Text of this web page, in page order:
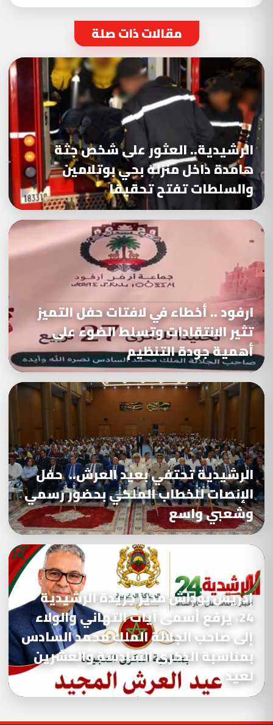
مقالات ذات صلة
الرشيدية.. العثور على شخص جثة
هامدة داخل منزله بحي بوتلامين
والسلطات تفتح تحقيقا
ارفود .. أخطاء في لافتات حفل التميز
تثير الانتقادات وتسلط الضوء على
أهمية جودة التنظيم
الرشيدية تحتفي بعيد العرش.. حفل
الإنصات للخطاب الملكي بحضور رسمي
وشعبي واسع
إدريس بوداش مدير جريدة الرشيدية
24، يرفع أسمى آيات التهاني والولاء
إلى صاحب الجلالة الملك محمد السادس
بمناسبة الذكرى السادسة والعشرين
لعيد